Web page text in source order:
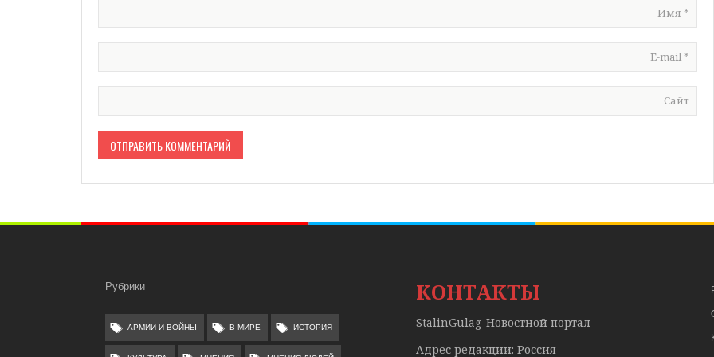
Имя*
E-mail*
Сайт
Рубрики
АРМИИ И ВОЙНЫ В МИРЕ ИСТОРИЯ
КОНТАКТЫ
StalinGulag-Новостной портал
Адрес редакции: Россия